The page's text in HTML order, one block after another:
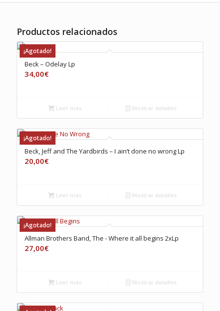
Productos relacionados
¡Agotado!
Beck – Odelay Lp
34,00€
Leer más Mostrar detalles
¡Agotado!
Beck, Jeff and The Yardbirds – I ain’t done no wrong Lp
20,00€
Leer más Mostrar detalles
¡Agotado!
Allman Brothers Band, The ‎- Where it all begins 2xLp
27,00€
Leer más Mostrar detalles